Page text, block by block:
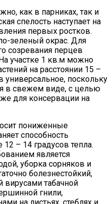
как в парниках, так и
спелость наступает на
первых ростков.
зеленый окрас. Для
созревания перцев
участке 1 кв.м можно
на расстоянии 15 –
поскольку
в свежем виде, с целью
для консервации на
пониженные
способность
– 14 градусов тепла.
является
уборка сорняков и
болезнестойкий,
вирусами табачной
гнили,